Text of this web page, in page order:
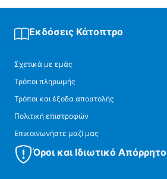
Εκδόσεις Κάτοπτρο
Σχετικά με εμάς
Τρόποι πληρωμής
Τρόποι και έξοδα αποστολής
Πολιτική επιστροφών
Επικοινωνήστε μαζί μας
Όροι και Ιδιωτικό Απόρρητο